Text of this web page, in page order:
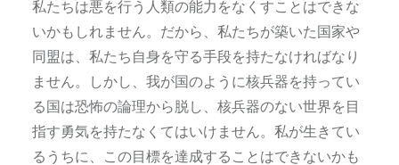
私たちは悪を行う人類の能力をなくすことはできな
いかもしれません。だから、私たちが築いた国家や
同盟は、私たち自身を守る手段を持たなければなり
ません。しかし、我が国のように核兵器を持ってい
る国は恐怖の論理から脱し、核兵器のない世界を目
指す勇気を持たなくてはいけません。私が生きてい
るうちに、この目標を達成することはできないかも